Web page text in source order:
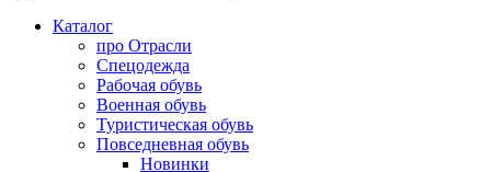
Каталог
про Отрасли
Спецодежда
Рабочая обувь
Военная обувь
Туристическая обувь
Повседневная обувь
Новинки